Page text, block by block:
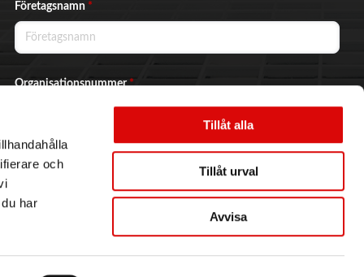
och
har
Tillåt alla
Tillåt urval
Avvisa
Företagsnamn *
Organisationsnummer*
Ja, jag vill prenumerera på nyhetsbrevet.